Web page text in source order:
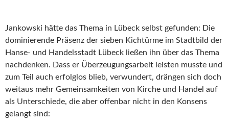
Jankowski hätte das Thema in Lübeck selbst gefunden: Die
dominierende Präsenz der sieben Kichtürme im Stadtbild der
Hanse- und Handelsstadt Lübeck ließen ihn über das Thema
nachdenken. Dass er Überzeugungsarbeit leisten musste und
zum Teil auch erfolglos blieb, verwundert, drängen sich doch
weitaus mehr Gemeinsamkeiten von Kirche und Handel auf
als Unterschiede, die aber offenbar nicht in den Konsens
gelangt sind: